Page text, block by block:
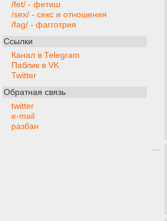
/fet/ - фетиш
/sex/ - секс и отношения
/fag/ - фагготрия
Ссылки
Канал в Telegram
Паблик в VK
Twitter
Обратная связь
twitter
e-mail
разбан